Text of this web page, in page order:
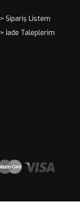
> Sipariş Listem
> İade Taleplerim